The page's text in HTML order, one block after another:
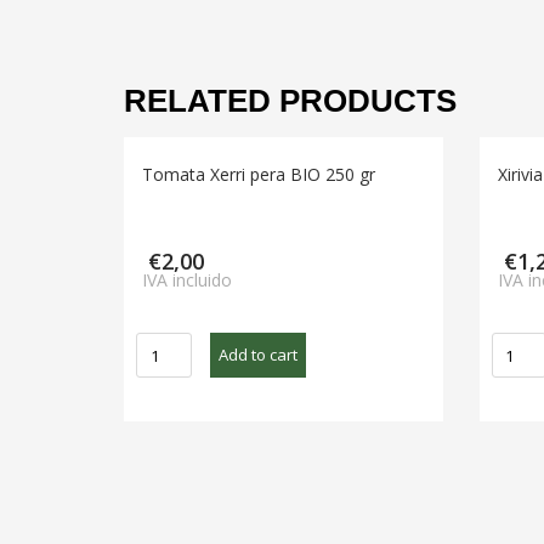
RELATED PRODUCTS
Tomata Xerri pera BIO 250 gr
€2,00
IVA incluido
Xerri
Add to cart
€
IVA
BIO